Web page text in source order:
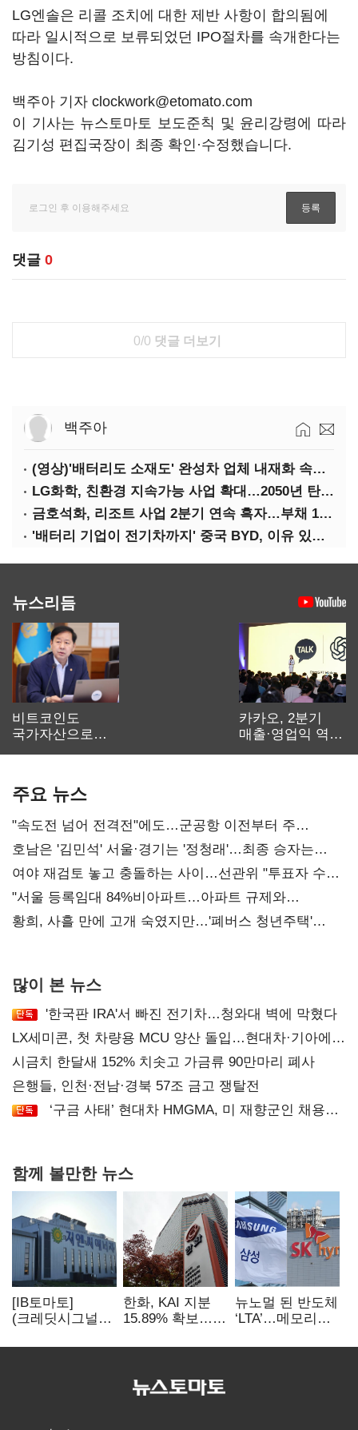
LG엔솔은 리콜 조치에 대한 제반 사항이 합의됨에
따라 일시적으로 보류되었던 IPO절차를 속개한다는
방침이다.
백주아 기자 clockwork@etomato.com
이 기사는 뉴스토마토 보도준칙 및 윤리강령에 따라
김기성 편집국장이 최종 확인·수정했습니다.
댓글 0
0/0 댓글 더보기
백주아
(영상)'배터리도 소재도' 완성차 업체 내재화 속도낸다
LG화학, 친환경 지속가능 사업 확대…2050년 탄소중립 달성
금호석화, 리조트 사업 2분기 연속 흑자…부채 170%↓
'배터리 기업이 전기차까지' 중국 BYD, 이유 있는 선전
뉴스리듬
비트코인도
국가자산으로…'
카카오, 2분기
매출·영업익 역대
주요 뉴스
"속도전 넘어 전격전"에도…군공항 이전부터 주
52시간까지 '뇌관'
호남은 '김민석' 서울·경기는 '정청래'…최종 승자는
'안갯속'
여야 재검토 놓고 충돌하는 사이…선관위 "투표자 수
오차 당연"
"서울 등록임대 84%비아파트…아파트 규제와
달리해야"
황희, 사흘 만에 고개 숙였지만…'폐버스 청년주택'
많이 본 뉴스
'한국판 IRA'서 빠진 전기차…청와대 벽에 막혔다
LX세미콘, 첫 차량용 MCU 양산 돌입…현대차·기아에
공급
시금치 한달새 152% 치솟고 가금류 90만마리 폐사
은행들, 인천·전남·경북 57조 금고 쟁탈전
‘구금 사태’ 현대차 HMGMA, 미 재향군인 채용
함께 볼만한 뉴스
[IB토마토]
(크레딧시그널)
데이터센터 타고
한화, KAI 지분
15.89% 확보…
신청 예정
뉴노멀 된 반도체
‘LTA’…메모리
54조 선불 계약